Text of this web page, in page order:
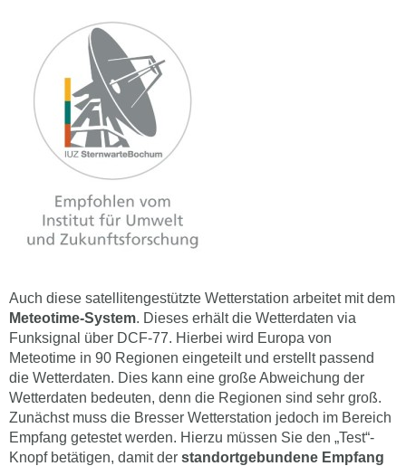
Auch diese satellitengestützte Wetterstation arbeitet mit dem
Meteotime-System. Dieses erhält die Wetterdaten via
Funksignal über DCF-77. Hierbei wird Europa von
Meteotime in 90 Regionen eingeteilt und erstellt passend
die Wetterdaten. Dies kann eine große Abweichung der
Wetterdaten bedeuten, denn die Regionen sind sehr groß.
Zunächst muss die Bresser Wetterstation jedoch im Bereich
Empfang getestet werden. Hierzu müssen Sie den „Test“-
Knopf betätigen, damit der standortgebundene Empfang